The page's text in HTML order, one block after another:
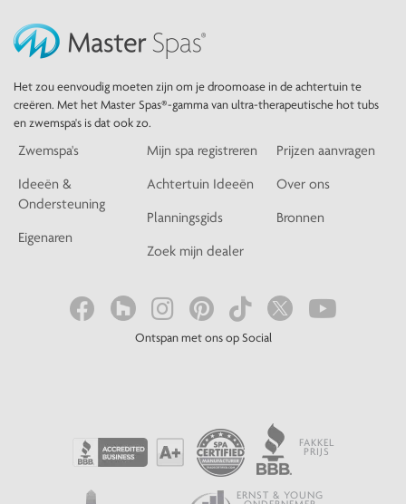
Het zou eenvoudig moeten zijn om je droomoase in de achtertuin te
creëren. Met het Master Spas®-gamma van ultra-therapeutische hot tubs
en zwemspa's is dat ook zo.
Zwemspa's
Ideeën &
Ondersteuning
Eigenaren
Mijn spa registreren
Achtertuin Ideeën
Planningsgids
Zoek mijn dealer
Prijzen aanvragen
Over ons
Bronnen
Ontspan met ons op Social
FAKKEL
PRIJS
ERNST & YOUNG